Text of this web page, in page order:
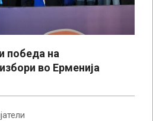
победа на
во Ерменија